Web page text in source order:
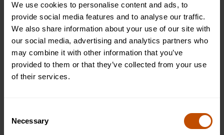
We use cookies to personalise content and ads, to
provide social media features and to analyse our traffic.
We also share information about your use of our site with
our social media, advertising and analytics partners who
may combine it with other information that you’ve
provided to them or that they’ve collected from your use
of their services.
Selection
Necessary
¿Dónde puedo estudiar medicina en
inglés en Europa?
Dado que el inglés es el idioma internacional de la
educación, estamos viendo un aumento en el número de
universidades internacionales que enseñan medicina en
Hay muchas universidades europeas que enseñan